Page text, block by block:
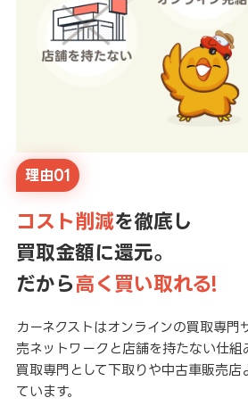
理由01
コスト削減を徹底し
買取金額に還元。
だから高く買い取れる!
カーネクストはオンラインの買取専門
売ネットワークと店舗を持たない仕組
買取専門として下取りや中古車販売店
ています。